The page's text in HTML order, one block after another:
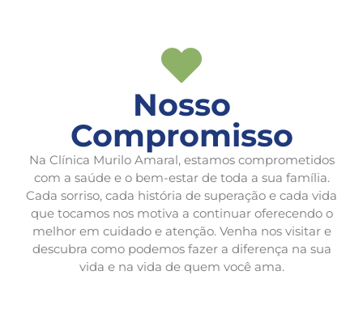
Nosso
Compromisso
Na Clínica Murilo Amaral, estamos comprometidos
com a saúde e o bem-estar de toda a sua família.
Cada sorriso, cada história de superação e cada vida
que tocamos nos motiva a continuar oferecendo o
melhor em cuidado e atenção. Venha nos visitar e
descubra como podemos fazer a diferença na sua
vida e na vida de quem você ama.